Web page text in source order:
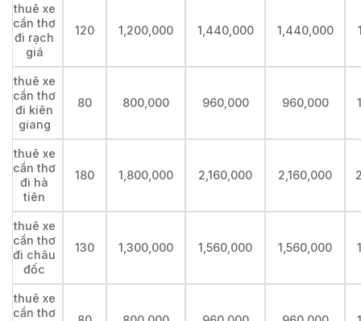
thuê xe
cần thơ
đi rạch
giá
120 1,200,000 1,440,000 1,440,000
thuê xe
cần thơ
đi kiên
giang
80 800,000 960,000 960,000
thuê xe
cần thơ
đi hà
tiên
180 1,800,000 2,160,000 2,160,000
thuê xe
cần thơ
đi châu
đốc
130 1,300,000 1,560,000 1,560,000
thuê xe
cần thơ